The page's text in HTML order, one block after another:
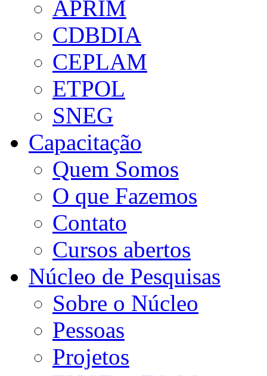
APRIM
CDBDIA
CEPLAM
ETPOL
SNEG
Capacitação
Quem Somos
O que Fazemos
Contato
Cursos abertos
Núcleo de Pesquisas
Sobre o Núcleo
Pessoas
Projetos